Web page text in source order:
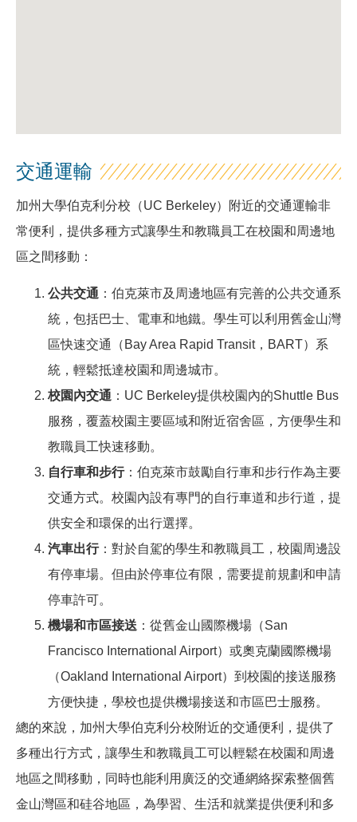
交通運輸
加州大學伯克利分校（UC Berkeley）附近的交通運輸非
常便利，提供多種方式讓學生和教職員工在校園和周邊地
區之間移動：
公共交通 ：伯克萊市及周邊地區有完善的公共交通系
統，包括巴士、電車和地鐵。學生可以利用舊金山灣
區快速交通（Bay Area Rapid Transit，BART）系
統，輕鬆抵達校園和周邊城市。
校園內交通 ：UC Berkeley提供校園內的Shuttle Bus
服務，覆蓋校園主要區域和附近宿舍區，方便學生和
教職員工快速移動。
自行車和步行：伯克萊市鼓勵自行車和步行作為主要
交通方式。校園內設有專門的自行車道和步行道，提
供安全和環保的出行選擇。
汽車出行：對於自駕的學生和教職員工，校園周邊設
有停車場。但由於停車位有限，需要提前規劃和申請
停車許可。
機場和市區接送 ：從舊金山國際機場（San
Francisco International Airport）或奧克蘭國際機場
（Oakland International Airport）到校園的接送服務
方便快捷，學校也提供機場接送和市區巴士服務。
總的來說，加州大學伯克利分校附近的交通便利，提供了
多種出行方式，讓學生和教職員工可以輕鬆在校園和周邊
地區之間移動，同時也能利用廣泛的交通網絡探索整個舊
金山灣區和硅谷地區，為學習、生活和就業提供便利和多